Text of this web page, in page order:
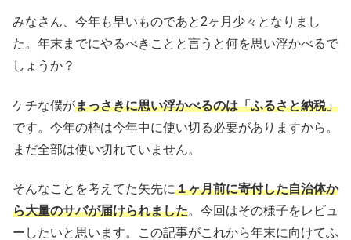
みなさん、今年も早いものであと2ヶ月少々となりまし
た。年末までにやるべきことと言うと何を思い浮かべるで
しょうか？
ケチな僕がまっさきに思い浮かべるのは「ふるさと納税」
です。今年の枠は今年中に使い切る必要がありますから。
まだ全部は使い切れていません。
そんなことを考えてた矢先に１ヶ月前に寄付した自治体か
ら大量のサバが届けられました。今回はその様子をレビュ
ーしたいと思います。この記事がこれから年末に向けてふ